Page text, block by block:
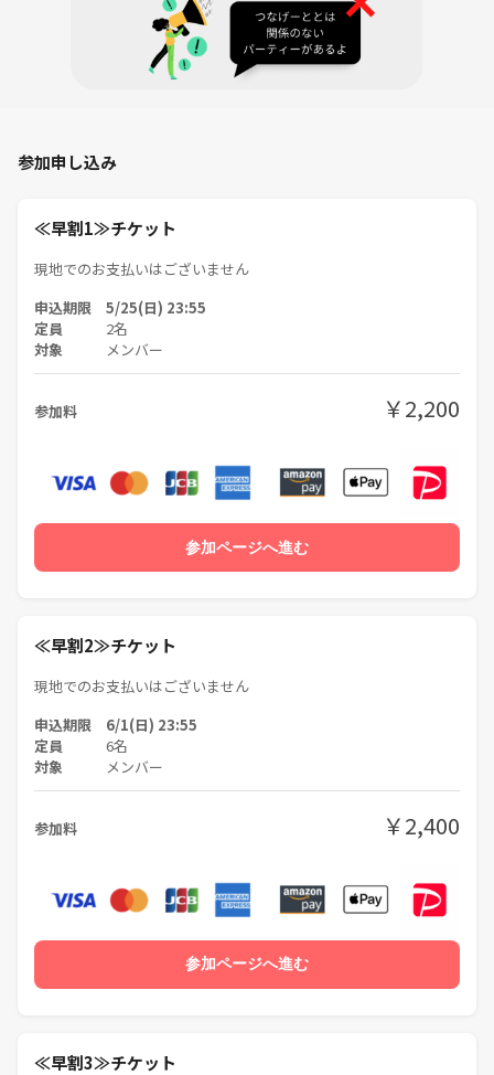
麻雀は単なるゲームの枠を超えた面白さがあります。少しでも興味のあ
る方はぜひお越しください😄
イベントページに記載のキャンセルポリシーに準じます
◎当サークルのイベントに初参加の方は、「つなげーと仲介料500円」
■主催者からのお願い■
・熱のある方、体調の悪い方は参加をご遠慮ください
・社会人らしくない風貌、言動の方
・他の参加者に迷惑行為を行なう方
・当日無断キャンセルをされた方
参加申し込み
≪早割1≫チケット
現地でのお支払いはございません
申込期限 5/25(日) 23:55
定員 2名
対象 メンバー
参加料 ￥2,200
参加ページへ進む
≪早割2≫チケット
現地でのお支払いはございません
申込期限 6/1(日) 23:55
定員 6名
対象 メンバー
参加料 ￥2,400
参加ページへ進む
≪早割3≫チケット